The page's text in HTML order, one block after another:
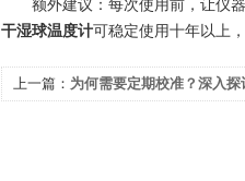
额外建议：每次使用前，让仪器
干湿球温度计可稳定使用十年以上
上一篇： 为何需要定期校准？深入探